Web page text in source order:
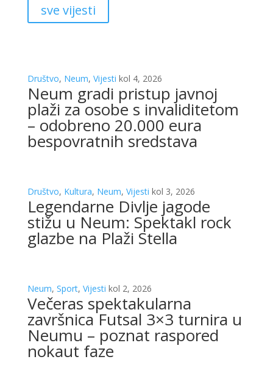
sve vijesti
Društvo, Neum, Vijesti kol 4, 2026
Neum gradi pristup javnoj
plaži za osobe s invaliditetom
– odobreno 20.000 eura
bespovratnih sredstava
Društvo, Kultura, Neum, Vijesti kol 3, 2026
Legendarne Divlje jagode
stižu u Neum: Spektakl rock
glazbe na Plaži Stella
Neum, Sport, Vijesti kol 2, 2026
Večeras spektakularna
završnica Futsal 3×3 turnira u
Neumu – poznat raspored
nokaut faze